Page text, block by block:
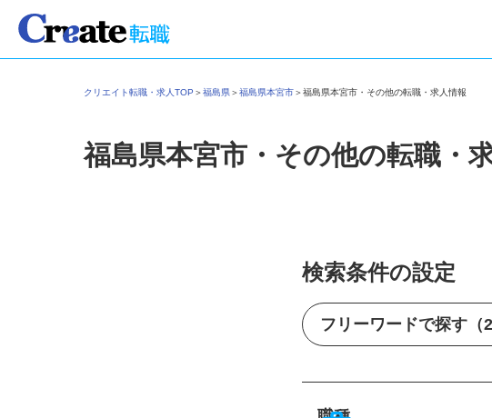
クリエイト転職・求人TOP＞福島県＞福島県本宮市＞福島県本宮市・その他の転職・求人情報
福島県本宮市・その他の転職・
検索条件の設定